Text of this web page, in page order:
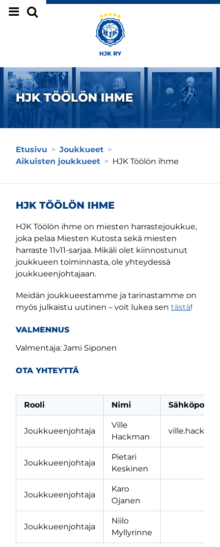
Siirry sivun sisältöön
HJK TÖÖLÖN IHME
Etusivu > Joukkueet >
Aikuisten joukkueet > HJK Töölön ihme
HJK TÖÖLÖN IHME
HJK Töölön ihme on miesten harrastejoukkue,
joka pelaa Miesten Kutosta sekä miesten
harraste 11v11-sarjaa. Mikäli olet kiinnostunut
joukkueen toiminnasta, ole yhteydessä
joukkueenjohtajaan.
Meidän joukkueestamme ja tarinastamme on
myös julkaistu uutinen – voit lukea sen tästä!
VALMENNUS
Valmentaja: Jami Siponen
OTA YHTEYTTÄ
Rooli Nimi
Joukkueenjohtaja
Ville
Hackman
Joukkueenjohtaja
Pietari
Keskinen
Joukkueenjohtaja
Karo
Ojanen
Joukkueenjohtaja
Niilo
Myllyrinne